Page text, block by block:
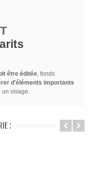
être éditée, fonds
d'éléments importants
un visage.
: